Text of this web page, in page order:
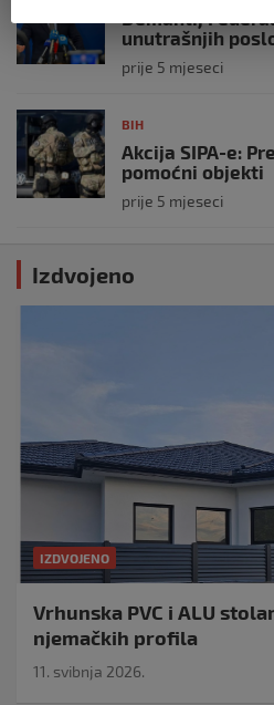
Demantij
unutrašnjih
prije 5 mjeseci
BIH
Akcija SIPA-e:
pomoćni objekti
prije 5 mjeseci
Izdvojeno
IZDVOJENO
Vrhunska PVC i ALU
njemačkih profila
11. svibnja 2026.